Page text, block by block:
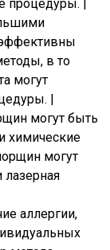
процедуры. |
в то
могут
|
могут быть
химические
могут
аллергии,